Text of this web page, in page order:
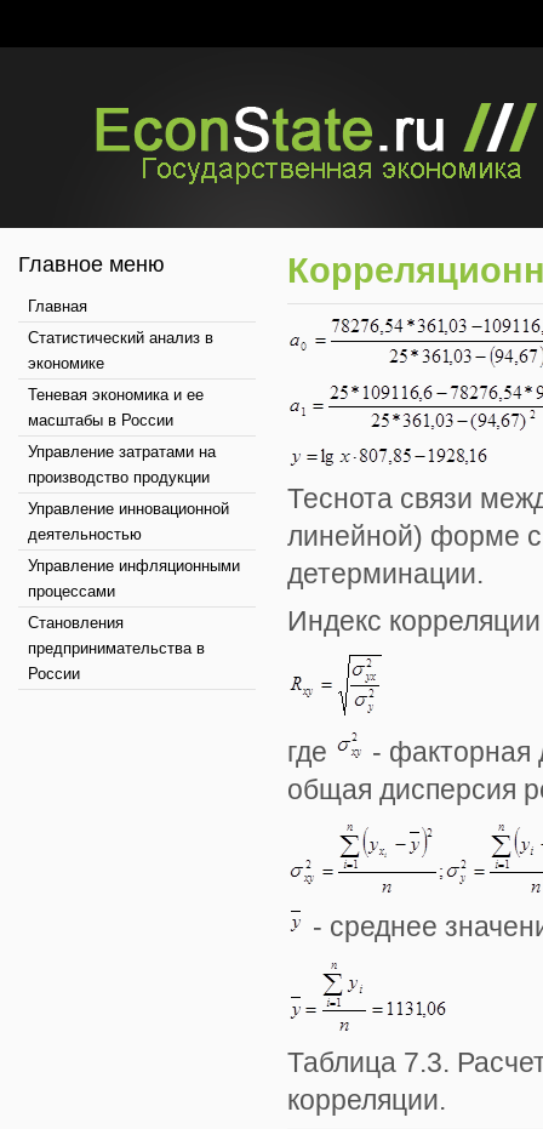
Главное меню
Главная
Статистический анализ в
экономике
Теневая экономика и ее
масштабы в России
Управление затратами на
производство продукции
Управление инновационной
деятельностью
Управление инфляционными
процессами
Становления
предпринимательства в
России
Теснота связи
линейной) форме
детерминации.
Индекс
где
- факторная
общая дисперсия
- среднее
Таблица 7.3.
корреляции.